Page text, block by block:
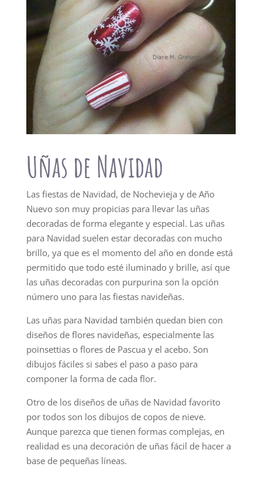
Uñas de Navidad
Las fiestas de Navidad, de Nochevieja y de Año
Nuevo son muy propicias para llevar las uñas
decoradas de forma elegante y especial. Las uñas
para Navidad suelen estar decoradas con mucho
brillo, ya que es el momento del año en donde está
permitido que todo esté iluminado y brille, así que
las uñas decoradas con purpurina son la opción
número uno para las fiestas navideñas.
Las uñas para Navidad también quedan bien con
diseños de flores navideñas, especialmente las
poinsettias o flores de Pascua y el acebo. Son
dibujos fáciles si sabes el paso a paso para
componer la forma de cada flor.
Otro de los diseños de uñas de Navidad favorito
por todos son los dibujos de copos de nieve.
Aunque parezca que tienen formas complejas, en
realidad es una decoración de uñas fácil de hacer a
base de pequeñas líneas.